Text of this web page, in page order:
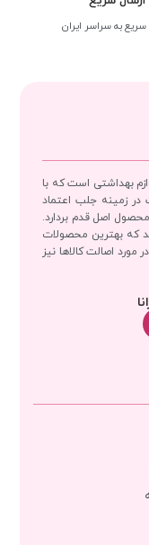
سریع به سراسر ایران
بهداشتی است که با
در زمینه جلب اعتماد
اصل قدم بردارد.
که بهترین محصولات
مورد اصالت کالاها نیز